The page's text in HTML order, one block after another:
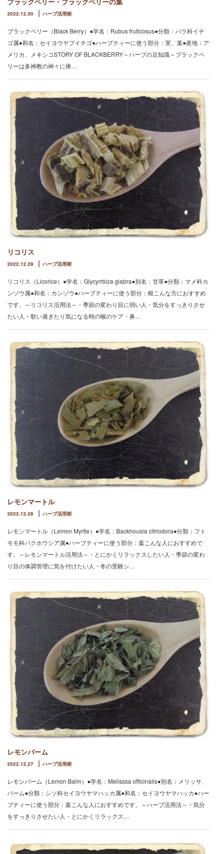
2022.12.30 ハーブ活用術
ブラックベリー（Black Berry）●学名：Rubus fruticosus●分類：バラ科イチ
ゴ属●和名：セイヨウヤブイチゴ●ハーブティーに使う部分：実、葉●産地：ア
メリカ、メキシコSTORY OF BLACKBERRY～ハーブの豆知識～ブラックベ
リーは多神教の神々に捧…
リコリス
2022.12.29 ハーブ活用術
リコリス（Licorice）●学名：Glycyrrbiza glabra●別名：甘草●分類：マメ科カ
ンゾウ属●和名：カンゾウ●ハーブティーに使う部分：根こんな方におすすめ
です。～リコリス活用法～・季節の変わり目に弱い人・気分をすっきりさせ
たい人・歌い過ぎたり気になる時の喉のケア・鼻…
レモンマートル
2022.12.28 ハーブ活用術
レモンマートル（Lemon Myrtle）●学名：Backhousia citriodora●分類：フト
モモ科バクホウシア属●ハーブティーに使う部分：葉こんな人におすすめで
す。～レモンマートル活用法～・とにかくリラックスしたい人・季節の変わ
り目の体調管理に気を付けたい人・冬の受験シ…
レモンバーム
2022.12.27 ハーブ活用術
レモンバーム（Lemon Balm）●学名：Melisssa officinalis●別名：メリッサ、
バーム●分類：シソ科セイヨウヤマハッカ属●和名：セイヨウヤマハッカ●ハー
ブティーに使う部分：葉こんな人におすすめです。～ハーブ活用法～・気分
をすっきりさせたい人・とにかくリラックス…